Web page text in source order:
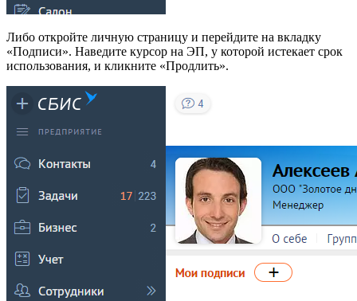
Либо откройте личную страницу и перейдите на вкладку
«Подписи». Наведите курсор на ЭП, у которой истекает срок
использования, и кликните «Продлить».